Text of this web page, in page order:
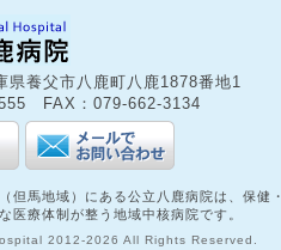
養父市八鹿町八鹿1878番地1
FAX：079-662-3134
但馬地域）にある公立八鹿病院は、保健・
医療体制が整う地域中核病院です。
2012-2026 All Rights Reserved.